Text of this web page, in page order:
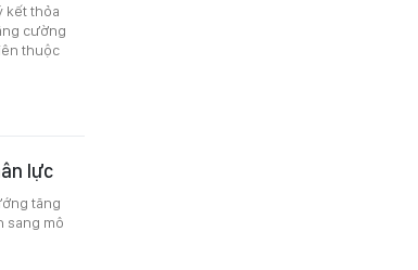
kết thỏa
cường
thuộc
lực
tăng
sang mô